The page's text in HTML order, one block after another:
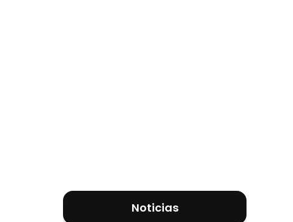
Noticias